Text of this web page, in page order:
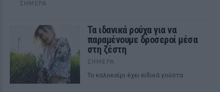
ΣΉΜΕΡΑ
Τα ιδανικά ρούχα για να
παραμένουμε δροσεροί μέσα
στη ζέστη
ΣΉΜΕΡΑ
To καλοκαίρι έχει ειδικά γούστα